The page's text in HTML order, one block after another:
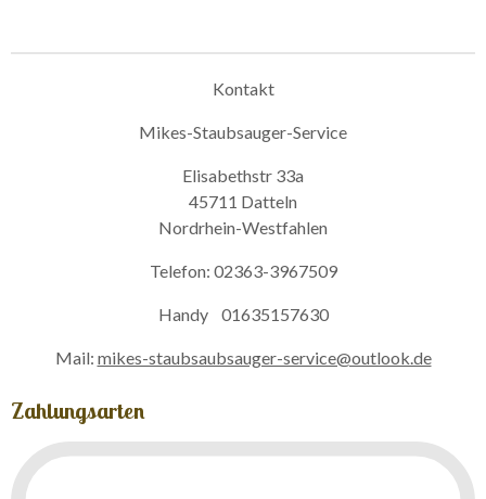
Kontakt
Mikes-Staubsauger-Service
Elisabethstr 33a
45711 Datteln
Nordrhein-Westfahlen
Telefon: 02363-3967509
Handy 01635157630
Mail: mikes-staubsaubsauger-service@outlook.de
Zahlungsarten